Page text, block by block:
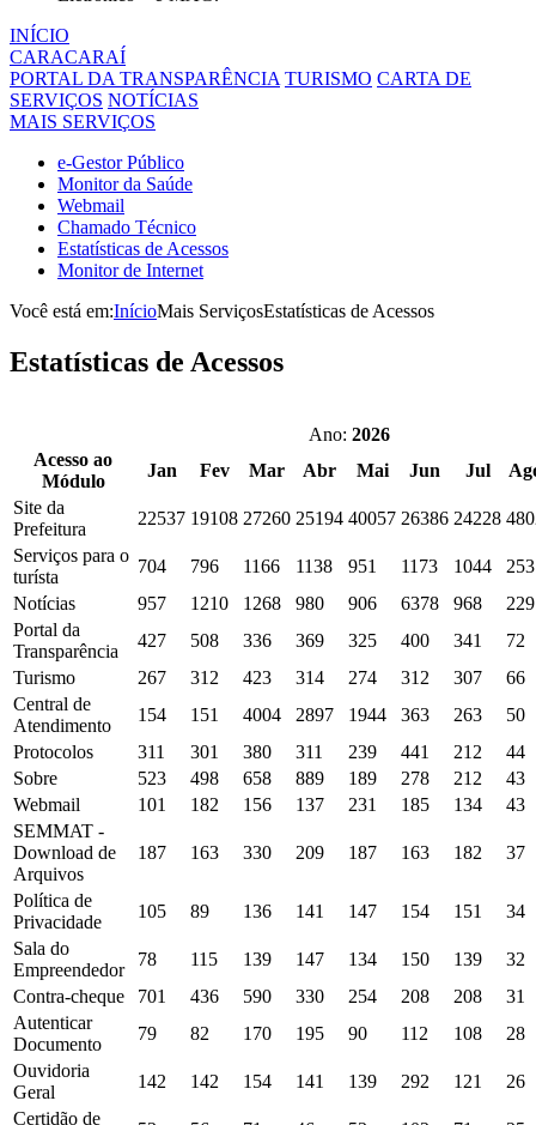
INÍCIO
CARACARAÍ
PORTAL DA TRANSPARÊNCIA TURISMO CARTA DE
SERVIÇOS NOTÍCIAS
MAIS SERVIÇOS
e-Gestor Público
Monitor da Saúde
Webmail
Chamado Técnico
Estatísticas de Acessos
Monitor de Internet
Você está em:InícioMais ServiçosEstatísticas de Acessos
Estatísticas de Acessos
Ano: 2026
Acesso ao
Módulo
Jan Fev Mar Abr Mai Jun Jul
Site da
Prefeitura
22537 19108 27260 25194 40057 26386 24228
Serviços para o
turísta
704 796 1166 1138 951 1173 1044
253
Notícias
957 1210 1268 980 906 6378 968
229
Portal da
Transparência
427 508 336 369 325 400 341
72
Turismo
267 312 423 314 274 312 307
66
Central de
Atendimento
154 151 4004 2897 1944 363 263
50
Protocolos
311 301 380 311 239 441 212
44
Sobre
523 498 658 889 189 278 212
43
Webmail
101 182 156 137 231 185 134
43
SEMMAT -
Download de
Arquivos
187 163 330 209 187 163 182 37
Política de
Privacidade
105 89 136 141 147 154 151
34
Sala do
Empreendedor
78 115 139 147 134 150 139
32
Contra-cheque
701 436 590 330 254 208 208
31
Autenticar
Documento
79 82 170 195 90 112 108
28
Ouvidoria
Geral
142 142 154 141 139 292 121
26
Certidão de